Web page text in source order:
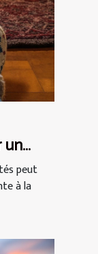
un
peut
à la